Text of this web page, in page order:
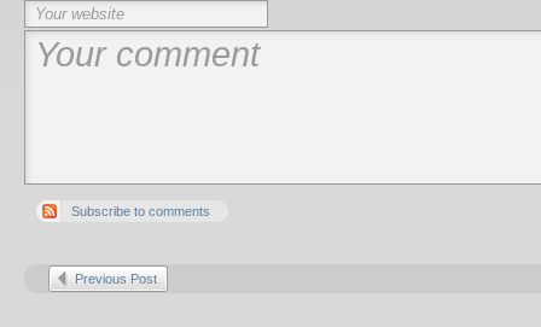
Subscribe to comments
Previous Post